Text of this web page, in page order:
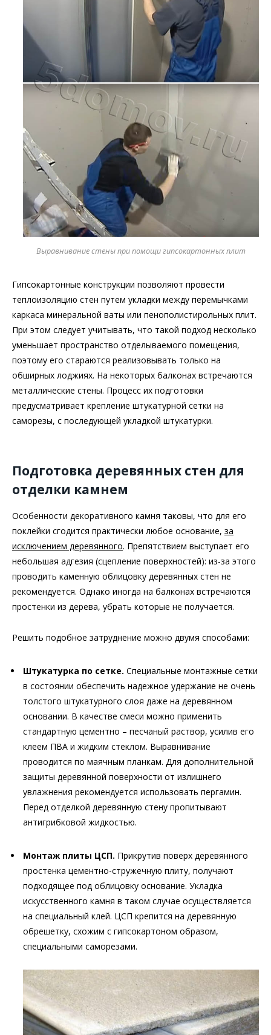
Выравнивание стены при помощи гипсокартонных плит
Гипсокартонные конструкции позволяют провести
теплоизоляцию стен путем укладки между перемычками
каркаса минеральной ваты или пенополистирольных плит.
При этом следует учитывать, что такой подход несколько
уменьшает пространство отделываемого помещения,
поэтому его стараются реализовывать только на
обширных лоджиях. На некоторых балконах встречаются
металлические стены. Процесс их подготовки
предусматривает крепление штукатурной сетки на
саморезы, с последующей укладкой штукатурки.
Подготовка деревянных стен для
отделки камнем
Особенности декоративного камня таковы, что для его
поклейки сгодится практически любое основание, за
исключением деревянного. Препятствием выступает его
небольшая адгезия (сцепление поверхностей): из-за этого
проводить каменную облицовку деревянных стен не
рекомендуется. Однако иногда на балконах встречаются
простенки из дерева, убрать которые не получается.
Решить подобное затруднение можно двумя способами:
Штукатурка по сетке. Специальные монтажные сетки
в состоянии обеспечить надежное удержание не очень
толстого штукатурного слоя даже на деревянном
основании. В качестве смеси можно применить
стандартную цементно – песчаный раствор, усилив его
клеем ПВА и жидким стеклом. Выравнивание
проводится по маячным планкам. Для дополнительной
защиты деревянной поверхности от излишнего
увлажнения рекомендуется использовать пергамин.
Перед отделкой деревянную стену пропитывают
антигрибковой жидкостью.
Монтаж плиты ЦСП. Прикрутив поверх деревянного
простенка цементно-стружечную плиту, получают
подходящее под облицовку основание. Укладка
искусственного камня в таком случае осуществляется
на специальный клей. ЦСП крепится на деревянную
обрешетку, схожим с гипсокартоном образом,
специальными саморезами.